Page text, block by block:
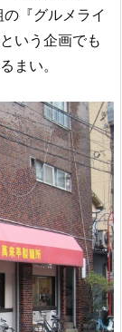
『グルメライ
いう企画でも
まい。